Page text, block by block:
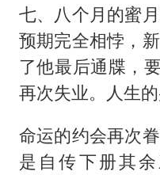
七、八个月的蜜
预期完全相悖，
了他最后通牒，
再次失业。人生的
命运的约会再次
是自传下册其